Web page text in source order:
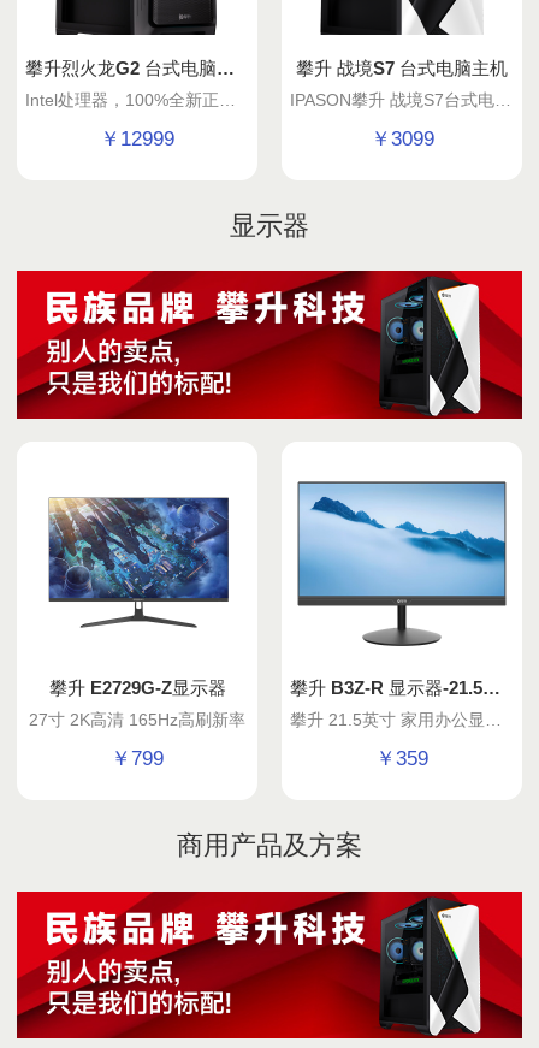
攀升烈火龙G2 台式电脑主机
￥ 12999
攀升 战境S7 台式电脑主机
￥ 3099
显示器
攀升 E2729G-Z显示器
27寸 2K高清 165Hz高刷新率
￥ 799
攀升 B3Z-R 显示器-21.5英寸
￥ 359
商用产品及方案